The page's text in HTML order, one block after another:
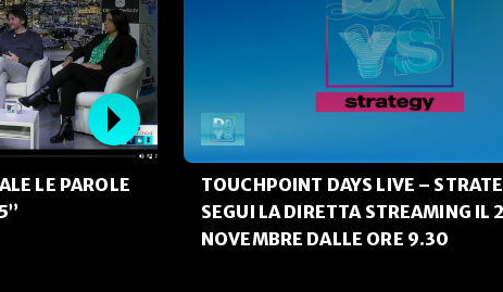
LE PAROLE
TOUCHPOINT DAYS LIVE –
SEGUI LA DIRETTA STREAMING IL
NOVEMBRE DALLE ORE 9.30